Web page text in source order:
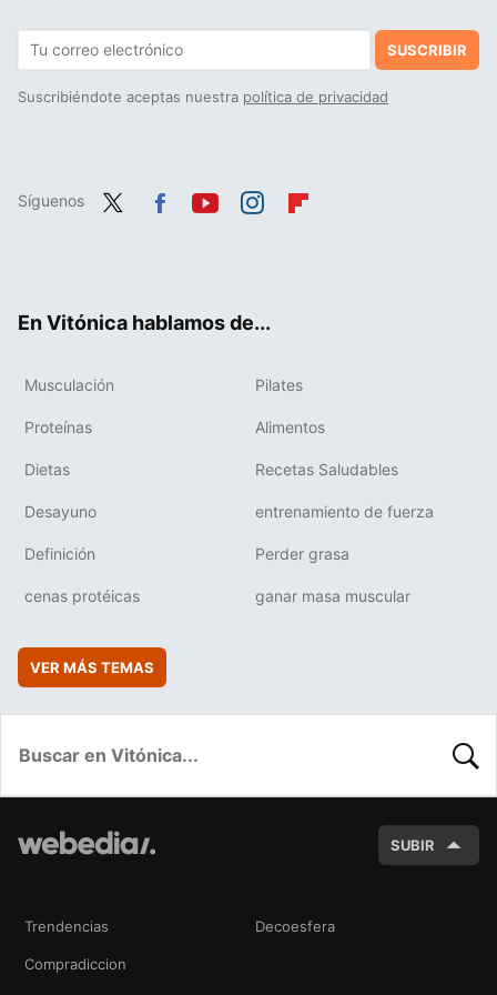
SUSCRIBIR
Suscribiéndote aceptas nuestra política de privacidad
Síguenos
En Vitónica hablamos de...
Musculación Pilates
Proteínas Alimentos
Dietas Recetas Saludables
Desayuno entrenamiento de fuerza
Definición Perder grasa
cenas protéicas ganar masa muscular
VER MÁS TEMAS
SUBIR
Trendencias Decoesfera
Compradiccion